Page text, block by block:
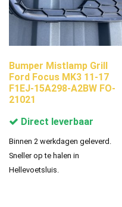
Bumper Mistlamp Grill
Ford Focus MK3 11-17
F1EJ-15A298-A2BW FO-
21021
Direct leverbaar
Binnen 2 werkdagen geleverd.
Sneller op te halen in
Hellevoetsluis.